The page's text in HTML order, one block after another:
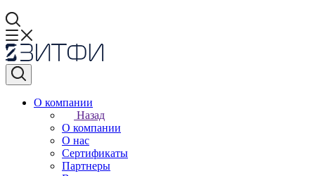
О компании
Назад
О компании
О нас
Сертификаты
Партнеры